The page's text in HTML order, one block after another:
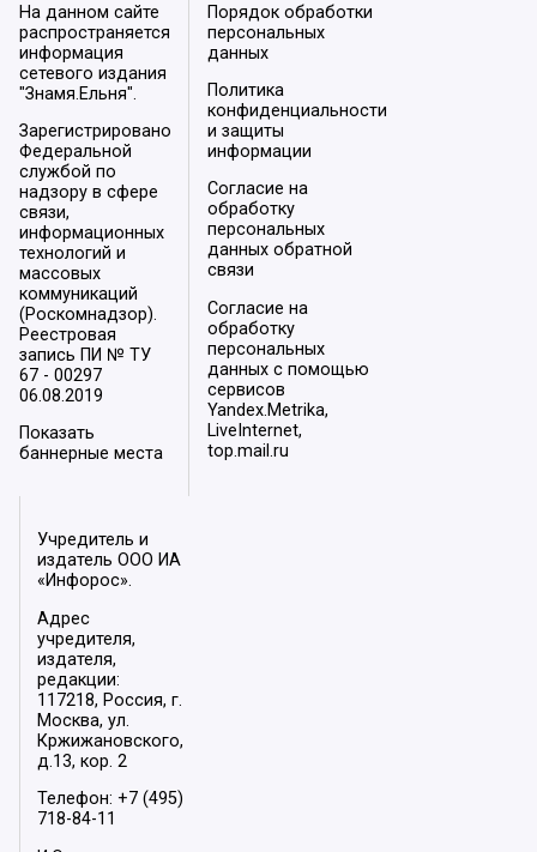
На данном сайте
распространяется
информация
сетевого издания
"Знамя.Ельня".
Зарегистрировано
Федеральной
службой по
надзору в сфере
связи,
информационных
технологий и
массовых
коммуникаций
(Роскомнадзор).
Реестровая
запись ПИ № ТУ
67 - 00297
06.08.2019
Показать
баннерные места
Порядок обработки
персональных
данных
Политика
конфиденциальности
и защиты
информации
Согласие на
обработку
персональных
данных обратной
связи
Согласие на
обработку
персональных
данных с помощью
сервисов
Yandex.Metrika,
LiveInternet,
top.mail.ru
Учредитель и
издатель ООО ИА
«Инфорос».
Адрес
учредителя,
издателя,
редакции:
117218, Россия, г.
Москва, ул.
Кржижановского,
д.13, кор. 2
Телефон: +7 (495)
718-84-11